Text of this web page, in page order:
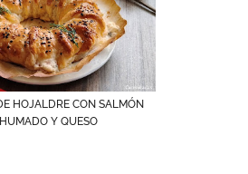
HOJALDRE CON SALMÓN
Y QUESO